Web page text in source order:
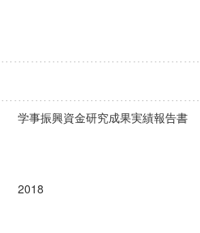
学事振興資金研究成果実績報告
2018